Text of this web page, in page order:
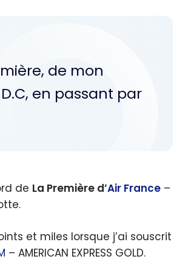
de mon
en passant par
de La Première d’Air France –
et miles lorsque j’ai souscrit
– AMERICAN EXPRESS GOLD.